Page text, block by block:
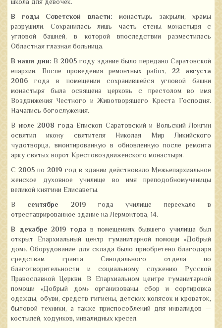
школа для девочек.
В годы Советской власти: монастырь закрыли, храмы
разрушили. Сохранилась лишь часть стены монастыря с
угловой башней, в которой впоследствии разместилась
Областная глазная больница.
В наши дни: В 2005 году здание было передано Саратовской
епархии. После проведения ремонтных работ,22 августа
2006 года в помещении сохранившейся угловой башни
монастыря была освящена церковь с престолом во имя
Воздвижения Честного и Животворящего Креста Господня.
Начались богослужения.
В июле 2008 года Епископ Саратовский и Вольский Лонгин
освятил икону святителя Николая Мир Ликийского
чудотворца, вмонтированную в обновленную после ремонта
арку святых ворот Крестовоздвиженского монастыря.
С 2005 по 2019 год в здании действовало Межьепархиальное
женское духовное училище во имя преподобномученицы
великой княгини Елисаветы.
В сентябре 2019 года училище переехало в
отреставрированное здание на Лермонтова, 14.
В декабре 2019 года в помещениях бывшего училища был
открыт Епархиальный центр гуманитарной помощи «Добрый
дом». Оборудование для склада было приобретено благодаря
средствам гранта Синодального отдела по
благотворительности и социальному служению Русской
Православной Церкви. В Епархиальном центре гуманитарной
помощи «Добрый дом» организованы сбор и сортировка
одежды, обуви, средств гигиены, детских колясок и кроваток,
бытовой техники, а также приспособлений для инвалидов —
костылей, ходунков, инвалидных кресел.